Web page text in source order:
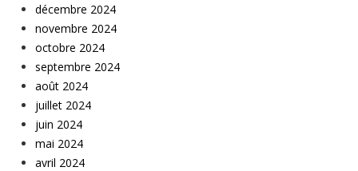
décembre 2024
novembre 2024
octobre 2024
septembre 2024
août 2024
juillet 2024
juin 2024
mai 2024
avril 2024